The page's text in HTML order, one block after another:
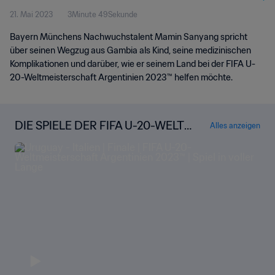
21. Mai 2023 3Minute 49Sekunde
Bayern Münchens Nachwuchstalent Mamin Sanyang spricht
über seinen Wegzug aus Gambia als Kind, seine medizinischen
Komplikationen und darüber, wie er seinem Land bei der FIFA U-
20-Weltmeisterschaft Argentinien 2023™ helfen möchte.
DIE SPIELE DER FIFA U-20-WELTM
EISTERSCHAFT ARGENTINIEN 202
3™ IN VOLLER LÄNGE
Alles anzeigen